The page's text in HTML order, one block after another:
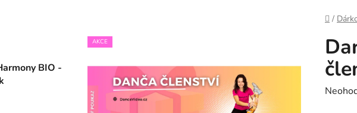
Domů
/
BIO -
AKCE